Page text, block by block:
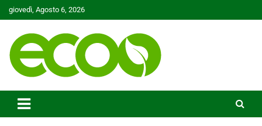
Skip
to
giovedì, Agosto 6, 2026
Ecoo.it